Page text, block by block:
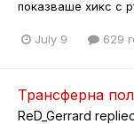
показваше хикс с
July 9 629
Трансферна
ReD_Gerrard